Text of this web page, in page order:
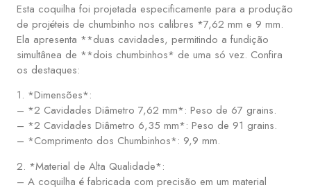
Esta coquilha foi projetada especificamente para a produção
de projéteis de chumbinho nos calibres *7,62 mm e 9 mm.
Ela apresenta **duas cavidades, permitindo a fundição
simultânea de **dois chumbinhos* de uma só vez. Confira
os destaques:
1. *Dimensões*:
– *2 Cavidades Diâmetro 7,62 mm*: Peso de 67 grains.
– *2 Cavidades Diâmetro 6,35 mm*: Peso de 91 grains.
– *Comprimento dos Chumbinhos*: 9,9 mm.
2. *Material de Alta Qualidade*:
– A coquilha é fabricada com precisão em um material